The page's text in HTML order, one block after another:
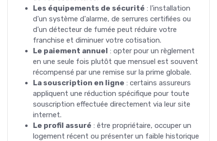
Les équipements de sécurité : l'installation
d'un système d'alarme, de serrures certifiées ou
d'un détecteur de fumée peut réduire votre
franchise et diminuer votre cotisation.
Le paiement annuel : opter pour un règlement
en une seule fois plutôt que mensuel est souvent
récompensé par une remise sur la prime globale.
La souscription en ligne : certains assureurs
appliquent une réduction spécifique pour toute
souscription effectuée directement via leur site
internet.
Le profil assuré : être propriétaire, occuper un
logement récent ou présenter un faible historique